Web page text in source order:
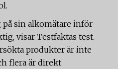
sin alkomätare inför
visar Testfaktas test.
produkter är inte
flera är direkt